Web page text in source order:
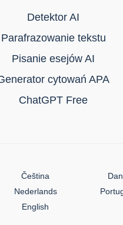
Detektor AI
Parafrazowanie tekstu
Pisanie esejów AI
cytowań APA
ChatGPT Free
Čeština
Nederlands
English